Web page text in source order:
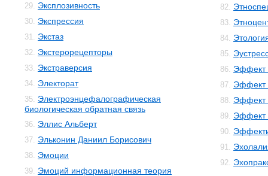
29. Эксплозивность
30. Экспрессия
31. Экстаз
32. Экстерорецепторы
33. Экстраверсия
34. Электорат
35. Электроэнцефалографическая
биологическая обратная связь
36. Эллис Альберт
37. Эльконин Даниил Борисович
38. Эмоции
39. Эмоций информационная теория
82.
83.
84.
85.
86. Эффект
87. Эффект
88. Эффект
89. Эффект
90.
91.
92.